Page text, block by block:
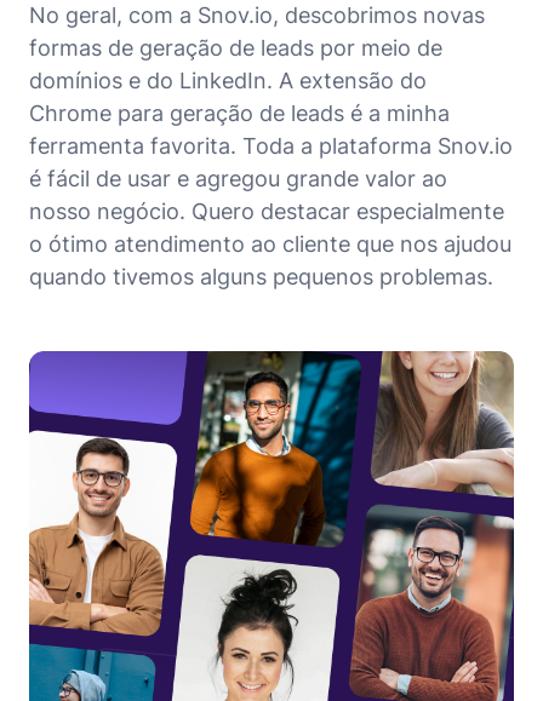
No geral, com a Snov.io, descobrimos novas
formas de geração de leads por meio de
domínios e do LinkedIn. A extensão do
Chrome para geração de leads é a minha
ferramenta favorita. Toda a plataforma Snov.io
é fácil de usar e agregou grande valor ao
nosso negócio. Quero destacar especialmente
o ótimo atendimento ao cliente que nos ajudou
quando tivemos alguns pequenos problemas.